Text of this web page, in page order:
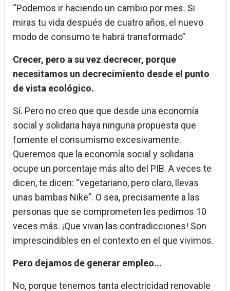
“Podemos ir haciendo un cambio por mes. Si
miras tu vida después de cuatro años, el nuevo
modo de consumo te habrá transformado”
Crecer, pero a su vez decrecer, porque
necesitamos un decrecimiento desde el punto
de vista ecológico.
Sí. Pero no creo que que desde una economía
social y solidaria haya ninguna propuesta que
fomente el consumismo excesivamente.
Queremos que la economía social y solidaria
ocupe un porcentaje más alto del PIB. A veces te
dicen, te dicen: “vegetariano, pero claro, llevas
unas bambas Nike”. O sea, precisamente a las
personas que se comprometen les pedimos 10
veces más. ¡Que vivan las contradicciones! Son
imprescindibles en el contexto en el que vivimos.
Pero dejamos de generar empleo...
No, porque tenemos tanta electricidad renovable